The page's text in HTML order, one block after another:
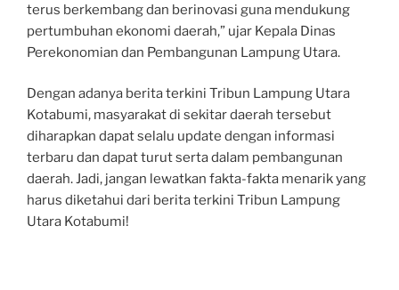
terus berkembang dan berinovasi guna mendukung
pertumbuhan ekonomi daerah,” ujar Kepala Dinas
Perekonomian dan Pembangunan Lampung Utara.
Dengan adanya berita terkini Tribun Lampung Utara
Kotabumi, masyarakat di sekitar daerah tersebut
diharapkan dapat selalu update dengan informasi
terbaru dan dapat turut serta dalam pembangunan
daerah. Jadi, jangan lewatkan fakta-fakta menarik yang
harus diketahui dari berita terkini Tribun Lampung
Utara Kotabumi!